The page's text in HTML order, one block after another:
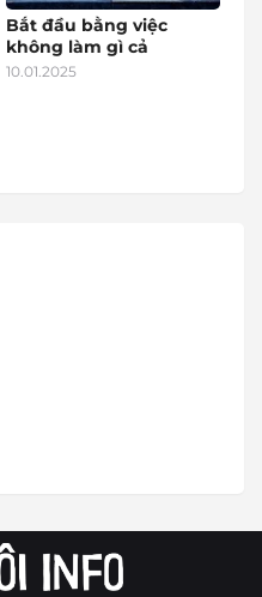
Bắt đầu bằng việc
không làm gì cả
10.01.2025